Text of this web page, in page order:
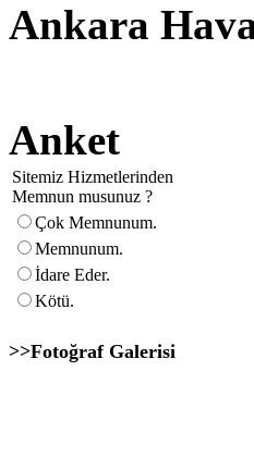
Ankara
Anket
Sitemiz Hizmetlerinden
Memnun musunuz ?
Çok Memnunum.
Memnunum.
İdare Eder.
Kötü.
>>Fotoğraf Galerisi